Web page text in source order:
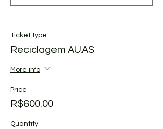
Ticket type
Reciclagem AUAS
More info
Price
R$600.00
Quantity